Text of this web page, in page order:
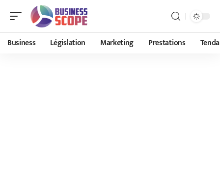
Business Législation Marketing Prestations